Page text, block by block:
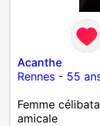
Acanthe
Rennes - 55
Femme
amicale